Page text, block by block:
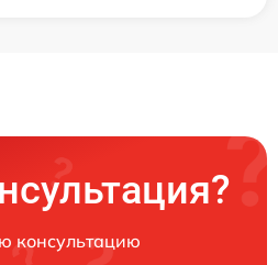
консультацию